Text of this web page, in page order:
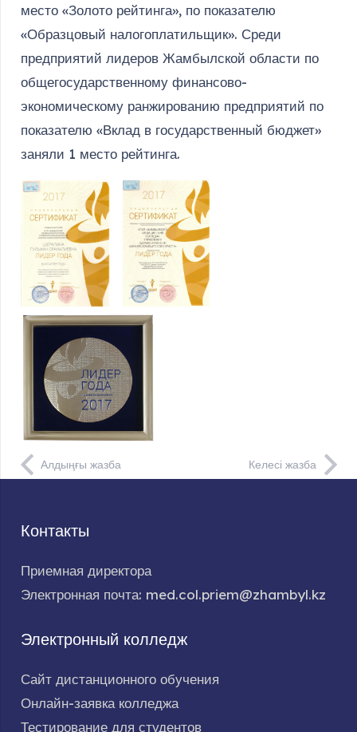
место «Золото рейтинга», по показателю
«Образцовый налогоплатильщик». Среди
предприятий лидеров Жамбылской области по
общегосударственному финансово-
экономическому ранжированию предприятий по
показателю «Вклад в государственный бюджет»
заняли 1 место рейтинга.
Алдыңғы жазба Келесі жазба
Контакты
Приемная директора
Электронная почта: med.col.priem@zhambyl.kz
Электронный колледж
Сайт дистанционного обучения
Онлайн-заявка колледжа
Тестирование для студентов